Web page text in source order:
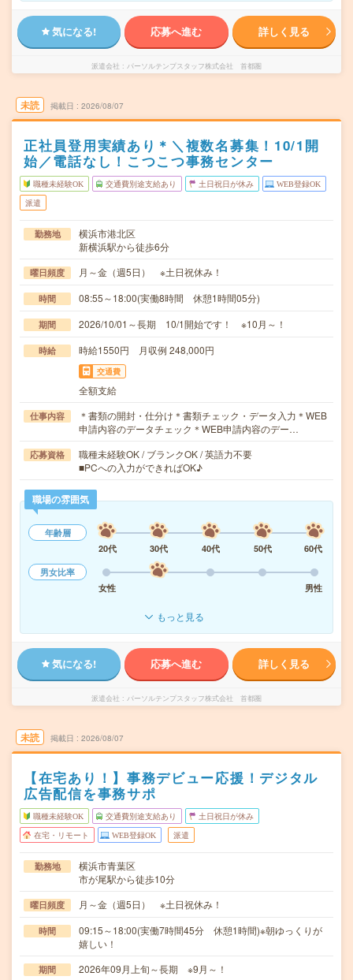
気になる! 応募へ進む 詳しく見る
派遣会社 パーソルテンプスタッフ株式会社 首都圏
未読 掲載日 2026/08/07
正社員登用実績あり＊＼複数名募集！10/1開
始／電話なし！こつこつ事務センター
職種未経験OK 交通費別途支給あり 土日祝日が休み WEB登録OK
派遣
勤務地
横浜市港北区
新横浜駅から徒歩6分
曜日頻度 月～金（週5日） ※土日祝休み！
時間 08:55～18:00(実働8時間 休憩1時間05分)
期間 2026/10/01～長期 10/1開始です！ ※10月～！
時給 時給1550円 月収例 248,000円
交通費
全額支給
仕事内容
＊書類の開封・仕分け＊書類チェック・データ入力＊WEB
申請内容のデータチェック＊WEB申請内容のデー…
応募資格
職種未経験OK / ブランクOK / 英語力不要
■PCへの入力ができればOK♪
職場の雰囲気
年齢層
20代
30代 40代 50代
60代
男女比率
女性
男性
もっと見る
気になる! 応募へ進む 詳しく見る
派遣会社 パーソルテンプスタッフ株式会社 首都圏
未読 掲載日 2026/08/07
【在宅あり！】事務デビュー応援！デジタル
広告配信を事務サポ
職種未経験OK 交通費別途支給あり 土日祝日が休み
在宅・リモート WEB登録OK 派遣
勤務地
横浜市青葉区
市が尾駅から徒歩10分
曜日頻度 月～金（週5日） ※土日祝休み！
時間
09:15～18:00(実働7時間45分 休憩1時間)※朝ゆっくりが
嬉しい！
期間 2026年09月上旬～長期 ※9月～！